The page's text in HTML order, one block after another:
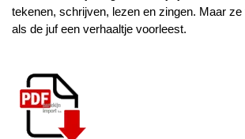
tekenen, schrijven, lezen en zingen. Maar
als de juf een verhaaltje voorleest.